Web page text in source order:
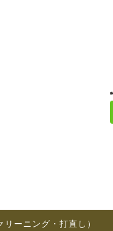
ーニング・打直し）